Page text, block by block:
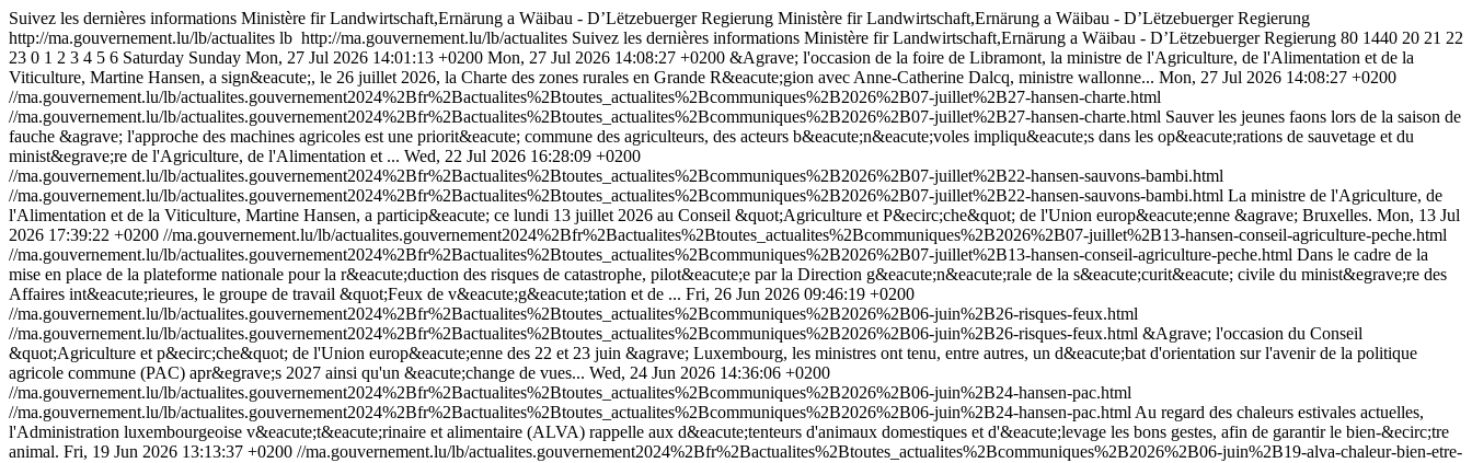
Suivez les dernières informations Ministère fir Landwirtschaft,Ernärung a Wäibau - D’Lëtzebuerger Regierung Ministère fir Landwirtschaft,Ernärung a Wäibau - D’Lëtzebuerger Regierung
http://ma.gouvernement.lu/lb/actualites lb http://ma.gouvernement.lu/lb/actualites Suivez les dernières informations Ministère fir Landwirtschaft,Ernärung a Wäibau - D’Lëtzebuerger Regierung 80 1440 20 21 22
23 0 1 2 3 4 5 6 Saturday Sunday Mon, 27 Jul 2026 14:01:13 +0200 Mon, 27 Jul 2026 14:08:27 +0200 &Agrave; l'occasion de la foire de Libramont, la ministre de l'Agriculture, de l'Alimentation et de la
Viticulture, Martine Hansen, a sign&eacute;, le 26 juillet 2026, la Charte des zones rurales en Grande R&eacute;gion avec Anne-Catherine Dalcq, ministre wallonne... Mon, 27 Jul 2026 14:08:27 +0200
//ma.gouvernement.lu/lb/actualites.gouvernement2024%2Bfr%2Bactualites%2Btoutes_actualites%2Bcommuniques%2B2026%2B07-juillet%2B27-hansen-charte.html
//ma.gouvernement.lu/lb/actualites.gouvernement2024%2Bfr%2Bactualites%2Btoutes_actualites%2Bcommuniques%2B2026%2B07-juillet%2B27-hansen-charte.html Sauver les jeunes faons lors de la saison de
fauche &agrave; l'approche des machines agricoles est une priorit&eacute; commune des agriculteurs, des acteurs b&eacute;n&eacute;voles impliqu&eacute;s dans les op&eacute;rations de sauvetage et du
minist&egrave;re de l'Agriculture, de l'Alimentation et ... Wed, 22 Jul 2026 16:28:09 +0200
//ma.gouvernement.lu/lb/actualites.gouvernement2024%2Bfr%2Bactualites%2Btoutes_actualites%2Bcommuniques%2B2026%2B07-juillet%2B22-hansen-sauvons-bambi.html
//ma.gouvernement.lu/lb/actualites.gouvernement2024%2Bfr%2Bactualites%2Btoutes_actualites%2Bcommuniques%2B2026%2B07-juillet%2B22-hansen-sauvons-bambi.html La ministre de l'Agriculture, de
l'Alimentation et de la Viticulture, Martine Hansen, a particip&eacute; ce lundi 13 juillet 2026 au Conseil &quot;Agriculture et P&ecirc;che&quot; de l'Union europ&eacute;enne &agrave; Bruxelles. Mon, 13 Jul
2026 17:39:22 +0200 //ma.gouvernement.lu/lb/actualites.gouvernement2024%2Bfr%2Bactualites%2Btoutes_actualites%2Bcommuniques%2B2026%2B07-juillet%2B13-hansen-conseil-agriculture-peche.html
//ma.gouvernement.lu/lb/actualites.gouvernement2024%2Bfr%2Bactualites%2Btoutes_actualites%2Bcommuniques%2B2026%2B07-juillet%2B13-hansen-conseil-agriculture-peche.html Dans le cadre de la
mise en place de la plateforme nationale pour la r&eacute;duction des risques de catastrophe, pilot&eacute;e par la Direction g&eacute;n&eacute;rale de la s&eacute;curit&eacute; civile du minist&egrave;re des
Affaires int&eacute;rieures, le groupe de travail &quot;Feux de v&eacute;g&eacute;tation et de ... Fri, 26 Jun 2026 09:46:19 +0200
//ma.gouvernement.lu/lb/actualites.gouvernement2024%2Bfr%2Bactualites%2Btoutes_actualites%2Bcommuniques%2B2026%2B06-juin%2B26-risques-feux.html
//ma.gouvernement.lu/lb/actualites.gouvernement2024%2Bfr%2Bactualites%2Btoutes_actualites%2Bcommuniques%2B2026%2B06-juin%2B26-risques-feux.html &Agrave; l'occasion du Conseil
&quot;Agriculture et p&ecirc;che&quot; de l'Union europ&eacute;enne des 22 et 23 juin &agrave; Luxembourg, les ministres ont tenu, entre autres, un d&eacute;bat d'orientation sur l'avenir de la politique
agricole commune (PAC) apr&egrave;s 2027 ainsi qu'un &eacute;change de vues... Wed, 24 Jun 2026 14:36:06 +0200
//ma.gouvernement.lu/lb/actualites.gouvernement2024%2Bfr%2Bactualites%2Btoutes_actualites%2Bcommuniques%2B2026%2B06-juin%2B24-hansen-pac.html
//ma.gouvernement.lu/lb/actualites.gouvernement2024%2Bfr%2Bactualites%2Btoutes_actualites%2Bcommuniques%2B2026%2B06-juin%2B24-hansen-pac.html Au regard des chaleurs estivales actuelles,
l'Administration luxembourgeoise v&eacute;t&eacute;rinaire et alimentaire (ALVA) rappelle aux d&eacute;tenteurs d'animaux domestiques et d'&eacute;levage les bons gestes, afin de garantir le bien-&ecirc;tre
animal. Fri, 19 Jun 2026 13:13:37 +0200 //ma.gouvernement.lu/lb/actualites.gouvernement2024%2Bfr%2Bactualites%2Btoutes_actualites%2Bcommuniques%2B2026%2B06-juin%2B19-alva-chaleur-bien-etre-